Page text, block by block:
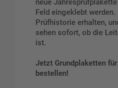
neue
Feld eingeklebt
Prüfhistorie erhalten,
sehen sofort, ob die
ist.
Jetzt Grundplaketten
bestellen!